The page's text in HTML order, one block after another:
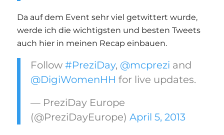
Da auf dem Event sehr viel getwittert wurde,
werde ich die wichtigsten und besten Tweets
auch hier in meinen Recap einbauen.
Follow #PreziDay, @mcprezi and
@DigiWomenHH for live updates.
— PreziDay Europe
(@PreziDayEurope) April 5, 2013